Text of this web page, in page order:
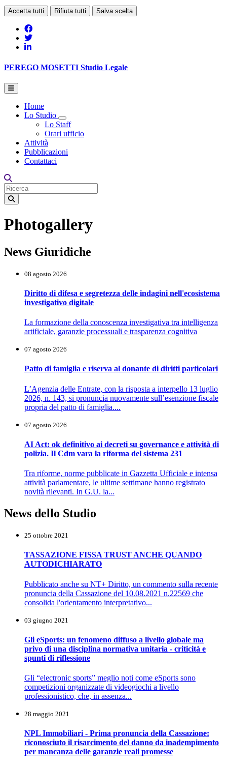
Accetta tutti Rifiuta tutti Salva scelta
PEREGO MOSETTI Studio Legale
Home
Lo Studio
Toggle Dropdown
Lo Staff
Orari ufficio
Attività
Pubblicazioni
Contattaci
Photogallery
News Giuridiche
08 agosto 2026
Diritto di difesa e segretezza delle indagini nell'ecosistema
investigativo digitale
La formazione della conoscenza investigativa tra intelligenza
artificiale, garanzie processuali e trasparenza cognitiva
07 agosto 2026
Patto di famiglia e riserva al donante di diritti particolari
L’Agenzia delle Entrate, con la risposta a interpello 13 luglio
2026, n. 143, si pronuncia nuovamente sull’esenzione fiscale
propria del patto di famiglia....
07 agosto 2026
AI Act: ok definitivo ai decreti su governance e attività di
polizia. Il Cdm vara la riforma del sistema 231
Tra riforme, norme pubblicate in Gazzetta Ufficiale e intensa
attività parlamentare, le ultime settimane hanno registrato
novità rilevanti. In G.U. la...
News dello Studio
25 ottobre 2021
TASSAZIONE FISSA TRUST ANCHE QUANDO
AUTODICHIARATO
Pubblicato anche su NT+ Diritto, un commento sulla recente
pronuncia della Cassazione del 10.08.2021 n.22569 che
consolida l'orientamento interpretativo...
03 giugno 2021
Gli eSports: un fenomeno diffuso a livello globale ma
privo di una disciplina normativa unitaria - criticità e
spunti di riflessione
Gli “electronic sports” meglio noti come eSports sono
competizioni organizzate di videogiochi a livello
professionistico, che, in assenza...
28 maggio 2021
NPL Immobiliari - Prima pronuncia della Cassazione:
riconosciuto il risarcimento del danno da inadempimento
per mancanza delle garanzie reali promesse